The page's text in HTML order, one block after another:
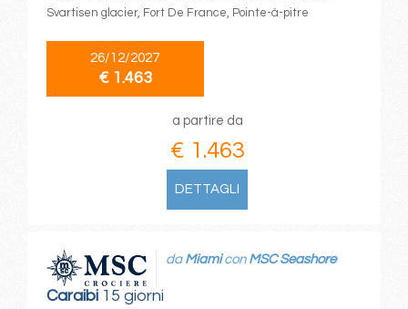
Svartisen glacier, Fort De France, Pointe-à-pitre
26/12/2027
€ 1.463
a partire da
€ 1.463
DETTAGLI
Caraibi15 giorni
da Miamicon MSC Seashore